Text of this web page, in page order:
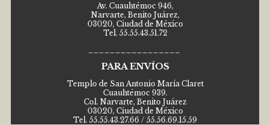
Av. Cuauhtémoc 946,
Narvarte, Benito Juárez,
03020, Ciudad de México
Tel. 55.55.43.51.72
PARA ENVÍOS
Templo de San Antonio María Claret
Cuauhtémoc 939.
Col. Narvarte, Benito Juárez
03020, Ciudad de México
Tel. 55.55.43.27.66 / 55.56.69.15.59